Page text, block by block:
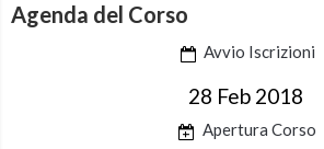
Agenda del Corso
Avvio Iscrizioni
28 Feb 2018
Apertura Corso